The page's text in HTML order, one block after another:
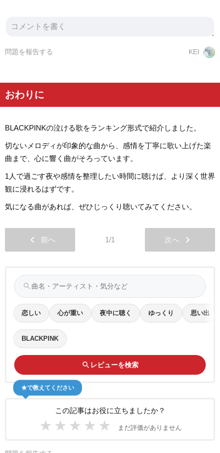
KEI
問題を報告する
おわりに
BLACKPINKの泣ける歌をランキング形式で紹介しました。
切ないメロディが印象的な曲から、感情を丁寧に歌い上げた楽
曲まで、心に響く曲がそろっています。
1人で過ごす夜や感情を整理したい時間に聴けば、より深く世界
観に浸れるはずです。
気になる曲があれば、ぜひじっくり聴いてみてください。
chevron_left 前へ 1/1 次へ chevron_right
search
恋しい 心が重い 夜中に聴く ゆっくり 思い出
BLACKPINK
search レビューを検索
この記事はお役に立ちましたか？
★ ★ ★ ★ ★ まだ評価がありません
★で教えてください